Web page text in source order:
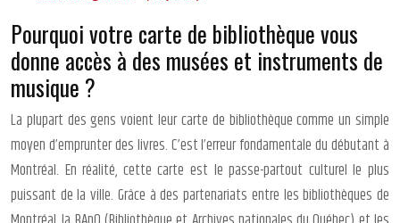
Pourquoi votre carte de bibliothèque vous
donne accès à des musées et instruments de
musique ?
La plupart des gens voient leur carte de bibliothèque comme un simple
moyen d’emprunter des livres. C’est l’erreur fondamentale du débutant à
Montréal. En réalité, cette carte est le passe-partout culturel le plus
puissant de la ville. Grâce à des partenariats entre les bibliothèques de